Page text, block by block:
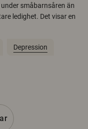
småbarnsåren än
ledighet. Det visar en
Depression